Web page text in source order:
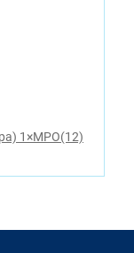
1×MPO(12)